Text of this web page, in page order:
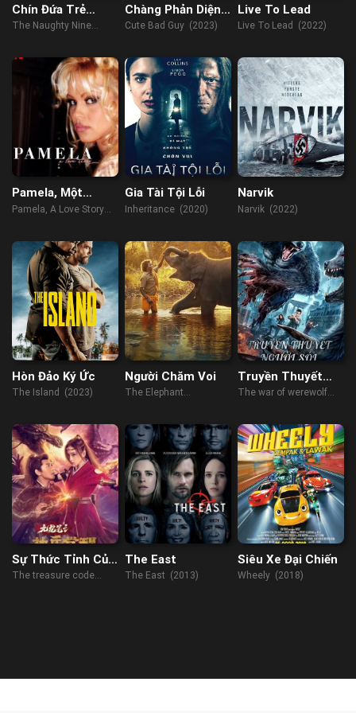
Chín Đứa Trẻ
Nghịch Ngợm
The Naughty Nine
Chàng Phản Diện
Dễ Thương
Cute Bad Guy (2023)
Live To Lead
Live To Lead (2022)
Pamela, Một
Chuyện Tình
Pamela, A Love Story
Gia Tài Tội Lỗi
Inheritance (2020)
Narvik
Narvik (2022)
Hòn Đảo Ký Ức
The Island (2023)
Người Chăm Voi
The Elephant
Truyền Thuyết
Người Sói
The war of werewolf
Sự Thức Tỉnh Của
Vũ Khí Thần Bút
The treasure code
The East
The East (2013)
Siêu Xe Đại Chiến
Wheely (2018)